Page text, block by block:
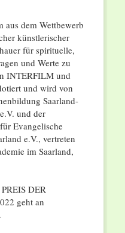
dem Wettbewerb
künstlerischer
für spirituelle,
und Werte zu
INTERFILM und
und wird von
Saarland-
und der
Evangelische
e.V., vertreten
im Saarland,
DER
geht an